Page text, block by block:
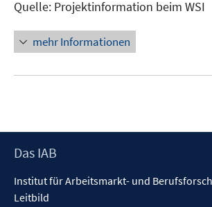
Quelle: Projektinformation beim WSI
mehr Informationen
Footer
Das IAB
Institut für Arbeitsmarkt- und
Leitbild